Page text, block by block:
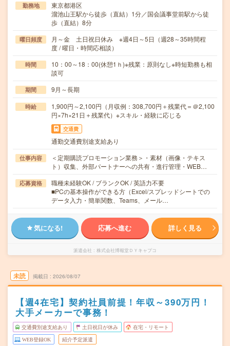
勤務地
東京都港区
溜池山王駅から徒歩（直結）1分／国会議事堂前駅から徒
歩（直結）8分
曜日頻度
月～金 土日祝日休み ※週4日～5日（週28～35時間程
度 / 曜日・時間応相談）
時間
10：00～18：00(休憩1ｈ)※残業：原則なし※時短勤務も相
談可
期間 9月～長期
時給
1,900円～2,100円（月収例：308,700円＋残業代＝＠2,100
円×7h×21日＋残業代）※スキル・経験に応じる
交通費
通勤交通費別途支給あり
仕事内容
＜定期購読プロモーション業務＞・素材（画像・テキス
ト）収集、外部パートナーへの共有・進行管理・WEB…
応募資格
職種未経験OK / ブランクOK / 英語力不要
■PCの基本操作ができる方（Excel/スプレッドシートでの
データ入力・簡単関数、Teams、メール…
気になる! 応募へ進む 詳しく見る
派遣会社 株式会社博報堂ＤＹキャプコ
未読 掲載日 2026/08/07
【週4在宅】契約社員前提！年収～390万円！
大手メーカーで事務！
交通費別途支給あり 土日祝日が休み 在宅・リモート
WEB登録OK 紹介予定派遣